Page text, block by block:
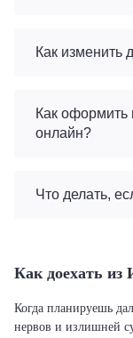
Как изменить
Как оформить
онлайн?
Что делать,
Как доехать
Когда планируешь
нервов и излишней